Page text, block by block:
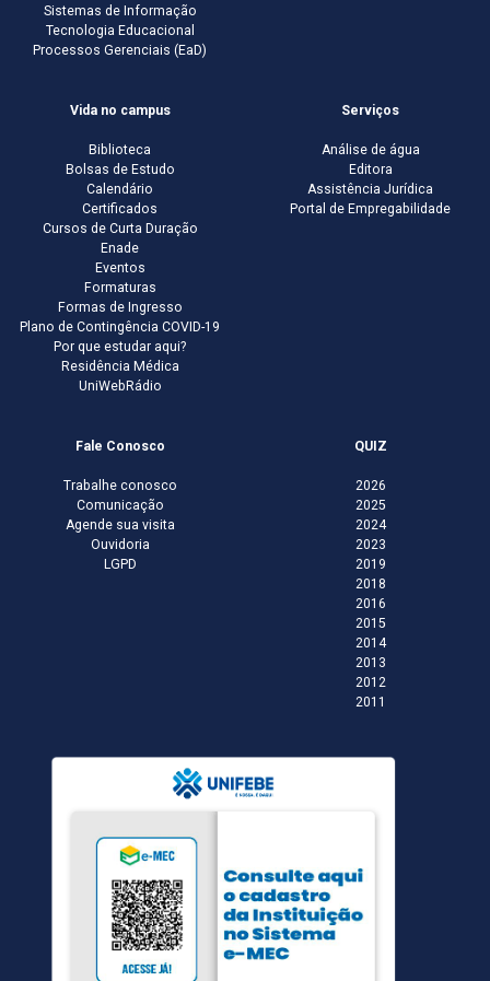
Sistemas de Informação
Tecnologia Educacional
Processos Gerenciais (EaD)
Vida no campus
Biblioteca
Bolsas de Estudo
Calendário
Certificados
Cursos de Curta Duração
Enade
Eventos
Formaturas
Formas de Ingresso
Plano de Contingência COVID-19
Por que estudar aqui?
Residência Médica
UniWebRádio
Serviços
Análise de água
Editora
Assistência Jurídica
Portal de Empregabilidade
Fale Conosco
Trabalhe conosco
Comunicação
Agende sua visita
Ouvidoria
LGPD
QUIZ
2026
2025
2024
2023
2019
2018
2016
2015
2014
2013
2012
2011